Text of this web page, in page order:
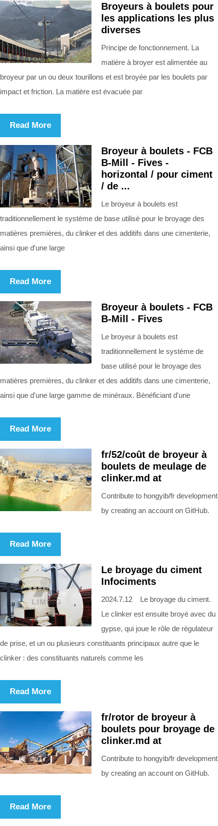
Broyeurs à boulets pour
les applications les plus
diverses
Principe de fonctionnement. La
matière à broyer est alimentée au
broyeur par un ou deux tourillons et est broyée par les boulets par
impact et friction. La matière est évacuée par
Read More
Broyeur à boulets - FCB
B-Mill - Fives -
horizontal / pour ciment
/ de ...
Le broyeur à boulets est
traditionnellement le système de base utilisé pour le broyage des
matières premières, du clinker et des additifs dans une cimenterie,
ainsi que d'une large
Read More
Broyeur à boulets - FCB
B-Mill - Fives
Le broyeur à boulets est
traditionnellement le système de
base utilisé pour le broyage des
matières premières, du clinker et des additifs dans une cimenterie,
ainsi que d'une large gamme de minéraux. Bénéficiant d'une
Read More
fr/52/coût de broyeur à
boulets de meulage de
clinker.md at
Contribute to hongyib/fr development
by creating an account on GitHub.
Read More
Le broyage du ciment
Infociments
2024.7.12 Le broyage du ciment.
Le clinker est ensuite broyé avec du
gypse, qui joue le rôle de régulateur
de prise, et un ou plusieurs constituants principaux autre que le
clinker : des constituants naturels comme les
Read More
fr/rotor de broyeur à
boulets pour broyage de
clinker.md at
Contribute to hongyib/fr development
by creating an account on GitHub.
Read More